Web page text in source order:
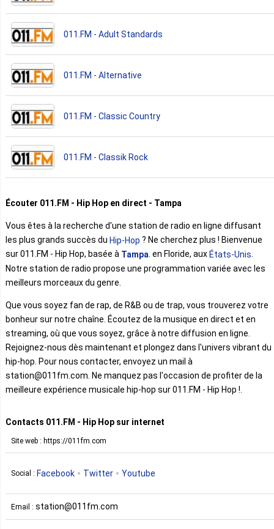
011.FM - Adult Standards
011.FM - Alternative
011.FM - Classic Country
011.FM - Classik Rock
Écouter 011.FM - Hip Hop en direct - Tampa
Vous êtes à la recherche d'une station de radio en ligne diffusant
les plus grands succès du Hip-Hop ? Ne cherchez plus ! Bienvenue
sur 011.FM - Hip Hop, basée à Tampa. en Floride, aux États-Unis.
Notre station de radio propose une programmation variée avec les
meilleurs morceaux du genre.
Que vous soyez fan de rap, de R&B ou de trap, vous trouverez votre
bonheur sur notre chaîne. Écoutez de la musique en direct et en
streaming, où que vous soyez, grâce à notre diffusion en ligne.
Rejoignez-nous dès maintenant et plongez dans l'univers vibrant du
hip-hop. Pour nous contacter, envoyez un mail à
station@011fm.com. Ne manquez pas l'occasion de profiter de la
meilleure expérience musicale hip-hop sur 011.FM - Hip Hop !.
Contacts 011.FM - Hip Hop sur internet
Site web : https://011fm.com
Social : Facebook Twitter Youtube
Email : station@011fm.com